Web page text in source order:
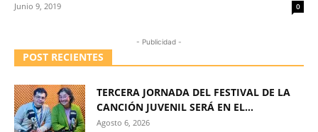
Junio 9, 2019 0
- Publicidad -
POST RECIENTES
TERCERA JORNADA DEL FESTIVAL DE LA
CANCIÓN JUVENIL SERÁ EN EL...
Agosto 6, 2026